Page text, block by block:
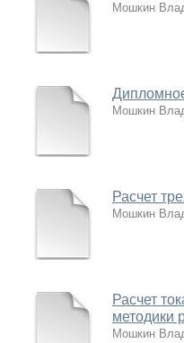
Мошкин
Мошкин
Расчет
Мошкин
Расчет
методики
Мошкин